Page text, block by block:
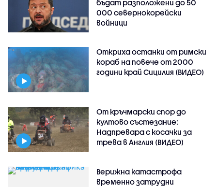
бъдат разположени до 50
000 севернокорейски
войници
Откриха останки от римски
кораб на повече от 2000
години край Сицилия (ВИДЕО)
От кръчмарски спор до
култово състезание:
Надпревара с косачки за
трева в Англия (ВИДЕО)
Верижна катастрофа
временно затрудни